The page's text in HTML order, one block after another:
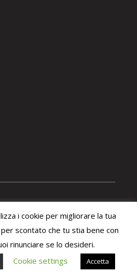
DI BESCHI CHIARA. ALL RIGHTS
RESERVED.
i cookie per migliorare la tua
scontato che tu stia bene con
rinunciare se lo desideri.
Cookie settings Accetta